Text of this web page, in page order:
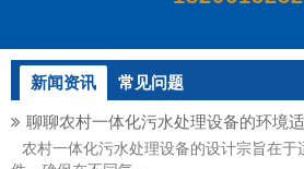
新闻资讯 常见问题
聊聊农村一体化污水处理设备的环境
农村一体化污水处理设备的设计宗旨在于